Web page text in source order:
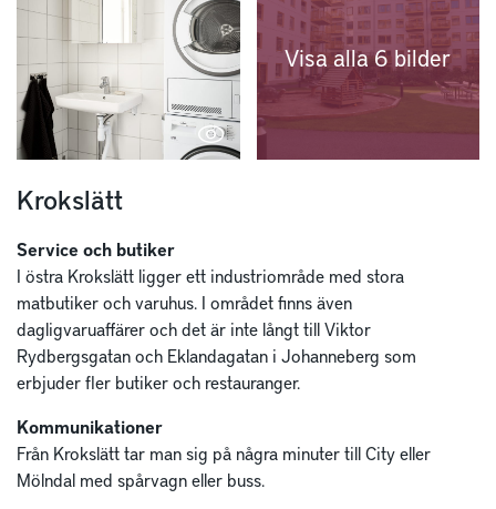
Visa alla 6 bilder
Krokslätt
Service och butiker
I östra Krokslätt ligger ett industriområde med stora
matbutiker och varuhus. I området finns även
dagligvaruaffärer och det är inte långt till Viktor
Rydbergsgatan och Eklandagatan i Johanneberg som
erbjuder fler butiker och restauranger.
Kommunikationer
Från Krokslätt tar man sig på några minuter till City eller
Mölndal med spårvagn eller buss.